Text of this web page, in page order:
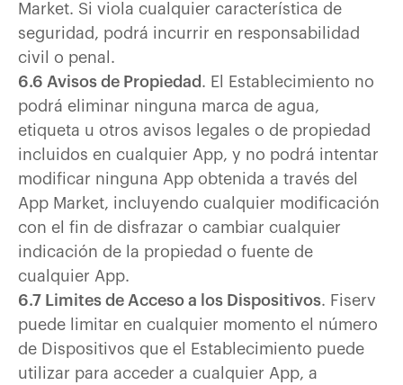
Market. Si viola cualquier característica de
seguridad, podrá incurrir en responsabilidad
civil o penal.
6.6 Avisos de Propiedad . El Establecimiento no
podrá eliminar ninguna marca de agua,
etiqueta u otros avisos legales o de propiedad
incluidos en cualquier App, y no podrá intentar
modificar ninguna App obtenida a través del
App Market, incluyendo cualquier modificación
con el fin de disfrazar o cambiar cualquier
indicación de la propiedad o fuente de
cualquier App.
6.7 Limites de Acceso a los Dispositivos. Fiserv
puede limitar en cualquier momento el número
de Dispositivos que el Establecimiento puede
utilizar para acceder a cualquier App, a